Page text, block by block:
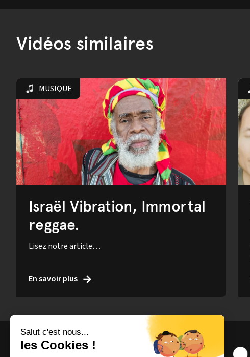
Vidéos similaires
MUSIQUE
Israël Vibration, Immortal
reggae.
Lisez notre article…
En savoir plus